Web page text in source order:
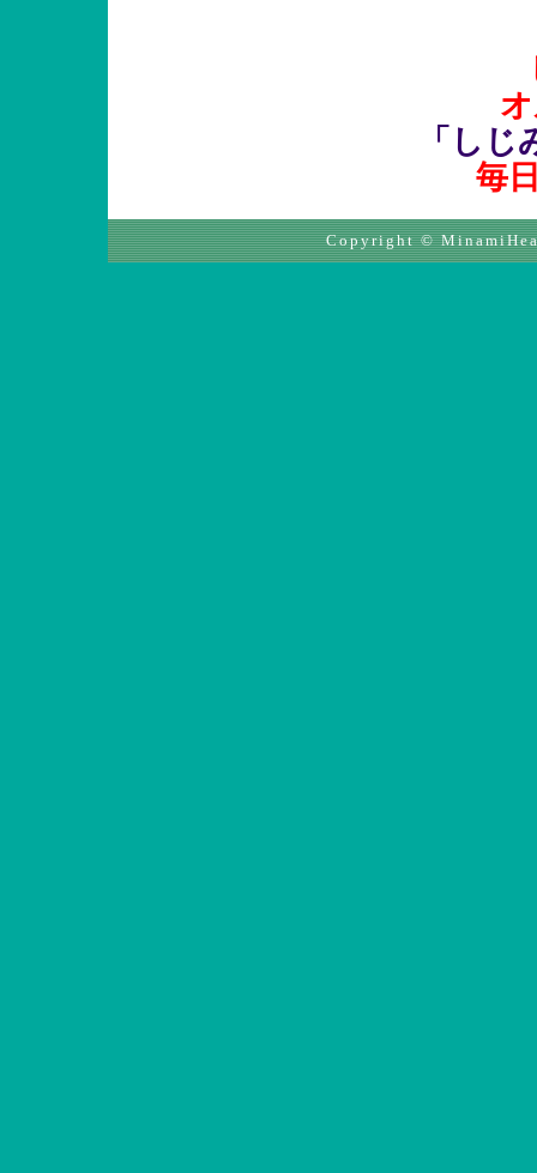
「し
毎
Copyright ©